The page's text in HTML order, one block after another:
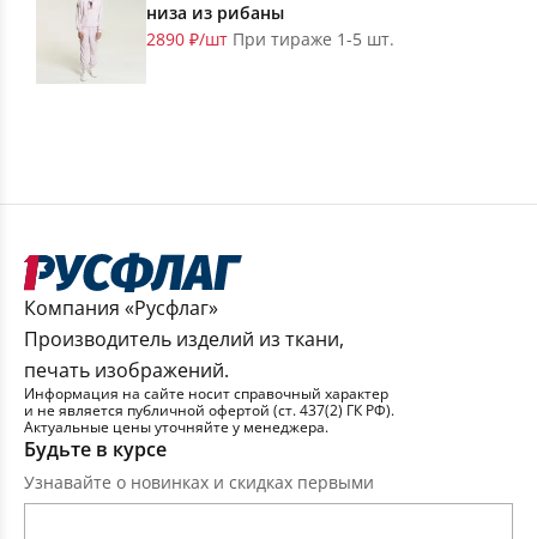
низа из рибаны
2890 ₽/шт При тираже 1-5 шт.
Компания «Русфлаг»
Производитель изделий из ткани,
печать изображений.
Информация на сайте носит справочный характер
и не является публичной офертой (ст. 437(2) ГК РФ).
Актуальные цены уточняйте у менеджера.
Будьте в курсе
Узнавайте о новинках и скидках первыми